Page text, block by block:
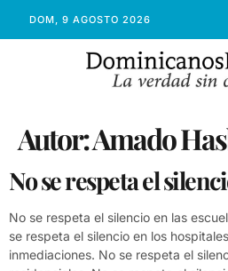
DOM, 9 AGOSTO 2026
Autor:Amado
No se respeta el
No se respeta el silencio en las
se respeta el silencio en los
inmediaciones. No se respeta el